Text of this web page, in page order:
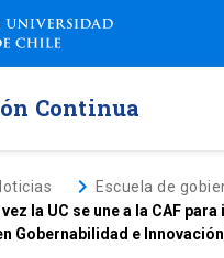
Continua
keyboard_arrow_rightEscuela de
la UC se une a la CAF para
Gobernabilidad e